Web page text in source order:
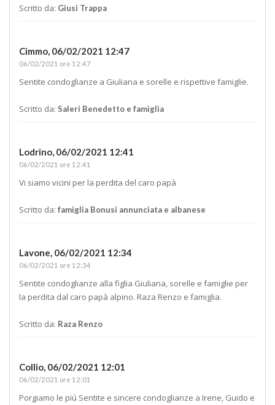
Scritto da: Giusi Trappa
Cimmo, 06/02/2021 12:47
06/02/2021 ore 12:47
Sentite condoglianze a Giuliana e sorelle e rispettive famiglie.
Scritto da: Saleri Benedetto e famiglia
Lodrino, 06/02/2021 12:41
06/02/2021 ore 12:41
Vi siamo vicini per la perdita del caro papà
Scritto da: famiglia Bonusi annunciata e albanese
Lavone, 06/02/2021 12:34
06/02/2021 ore 12:34
Sentite condoglianze alla figlia Giuliana, sorelle e famiglie per
la perdita dal caro papà alpino. Raza Renzo e famiglia.
Scritto da: Raza Renzo
Collio, 06/02/2021 12:01
06/02/2021 ore 12:01
Porgiamo le piú Sentite e sincere condoglianze a Irene, Guido e